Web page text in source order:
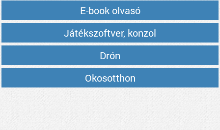
E-book olvasó
Játékszoftver, konzol
Drón
Okosotthon